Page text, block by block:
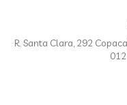
R. Santa Clara, 292